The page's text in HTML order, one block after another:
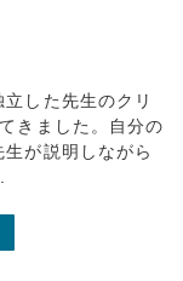
した先生のクリ
きました。自分の
が説明しながら